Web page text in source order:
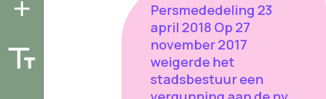
Persmededeling 23
april 2018 Op 27
november 2017
weigerde het
stadsbestuur een